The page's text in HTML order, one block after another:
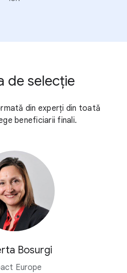
de selecție
din experți din toată
beneficiarii finali.
Bosurgi
Europe